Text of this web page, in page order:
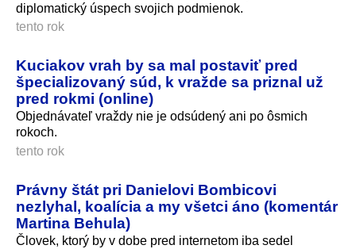
diplomatický úspech svojich podmienok.
tento rok
Kuciakov vrah by sa mal postaviť pred
špecializovaný súd, k vražde sa priznal už
pred rokmi (online)
Objednávateľ vraždy nie je odsúdený ani po ôsmich
rokoch.
tento rok
Právny štát pri Danielovi Bombicovi
nezlyhal, koalícia a my všetci áno (komentár
Martina Behula)
Človek, ktorý by v dobe pred internetom iba sedel